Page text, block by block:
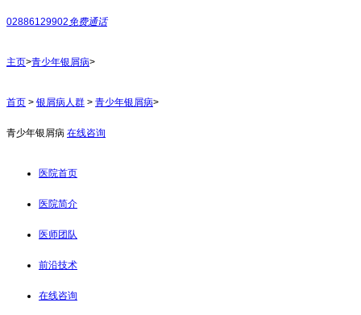
02886129902 免费通话
主页>青少年银屑病>
首页 > 银屑病人群 > 青少年银屑病>
青少年银屑病 在线咨询
医院首页
医院简介
医师团队
前沿技术
在线咨询